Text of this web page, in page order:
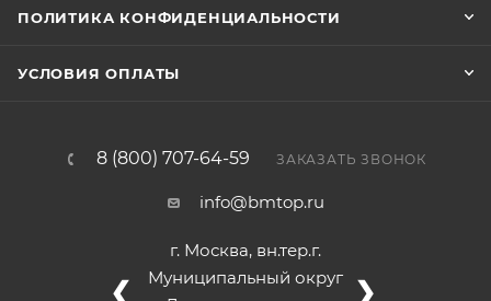
ПОЛИТИКА КОНФИДЕНЦИАЛЬНОСТИ
УСЛОВИЯ ОПЛАТЫ
8 (800) 707-64-59 ЗАКАЗАТЬ ЗВОНОК
info@bmtop.ru
г. Москва, вн.тер.г.
Муниципальный округ
❮ ❯